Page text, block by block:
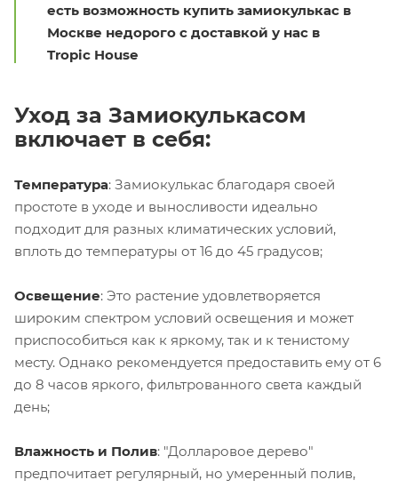
есть возможность купить замиокулькас в
Москве недорого с доставкой у нас в
Tropic House
Уход за Замиокулькасом
включает в себя:
Температура: Замиокулькас благодаря своей
простоте в уходе и выносливости идеально
подходит для разных климатических условий,
вплоть до температуры от 16 до 45 градусов;
Освещение: Это растение удовлетворяется
широким спектром условий освещения и может
приспособиться как к яркому, так и к тенистому
месту. Однако рекомендуется предоставить ему от 6
до 8 часов яркого, фильтрованного света каждый
день;
Влажность и Полив: "Долларовое дерево"
предпочитает регулярный, но умеренный полив,